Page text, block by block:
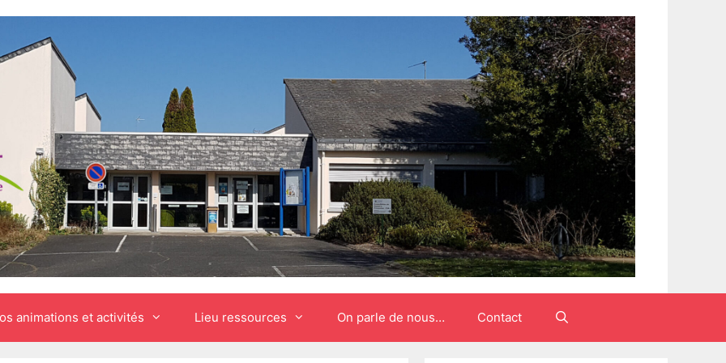
animations et activités Lieu ressources On parle de nous… Contact